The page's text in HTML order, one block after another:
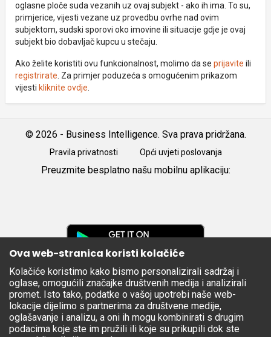
oglasne ploče suda vezanih uz ovaj subjekt - ako ih ima. To su,
primjerice, vijesti vezane uz provedbu ovrhe nad ovim
subjektom, sudski sporovi oko imovine ili situacije gdje je ovaj
subjekt bio dobavljač kupcu u stečaju.
Ako želite koristiti ovu funkcionalnost, molimo da se prijavite ili
registrirate . Za primjer poduzeća s omogućenim prikazom
vijesti kliknite ovdje
© 2026 - Business Intelligence. Sva prava pridržana.
Pravila privatnosti Opći uvjeti poslovanja
Preuzmite besplatno našu mobilnu aplikaciju:
Apple
Store
Ova web-stranica koristi kolačiće
Kolačiće koristimo kako bismo personalizirali sadržaj i
oglase, omogućili značajke društvenih medija i analizirali
promet. Isto tako, podatke o vašoj upotrebi naše web-
lokacije dijelimo s partnerima za društvene medije,
oglašavanje i analizu, a oni ih mogu kombinirati s drugim
podacima koje ste im pružili ili koje su prikupili dok ste